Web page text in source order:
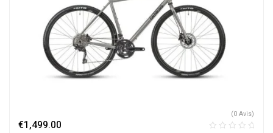
€1,499.00
(0 Avis)